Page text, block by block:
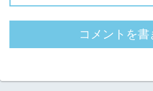
コメントを書